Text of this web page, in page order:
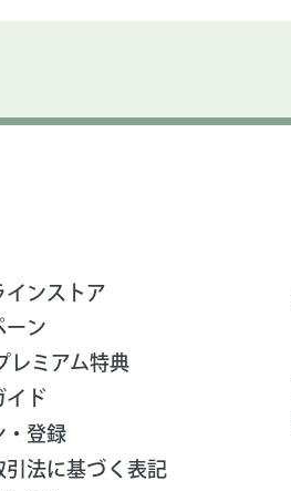
インストア
ーン
レミアム特典
イド
・登録
引法に基づく表記